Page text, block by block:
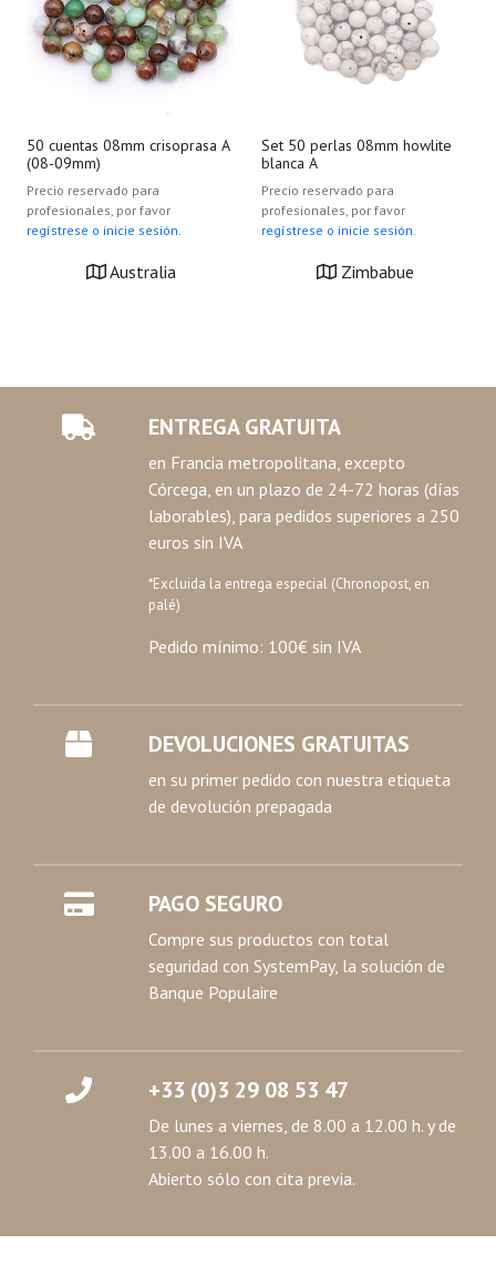
50 cuentas 08mm crisoprasa A
(08-09mm)
Precio reservado para
profesionales, por favor
regístrese o inicie sesión.
Australia
Set 50 perlas 08mm howlite
blanca A
Precio reservado para
profesionales, por favor
regístrese o inicie sesión.
Zimbabue
ENTREGA GRATUITA
en Francia metropolitana, excepto
Córcega, en un plazo de 24-72 horas (días
laborables), para pedidos superiores a 250
euros sin IVA
*Excluida la entrega especial (Chronopost, en
palé)
Pedido mínimo: 100€ sin IVA
DEVOLUCIONES GRATUITAS
en su primer pedido con nuestra etiqueta
de devolución prepagada
PAGO SEGURO
Compre sus productos con total
seguridad con SystemPay, la solución de
Banque Populaire
+33 (0)3 29 08 53 47
De lunes a viernes, de 8.00 a 12.00 h. y de
13.00 a 16.00 h.
Abierto sólo con cita previa.